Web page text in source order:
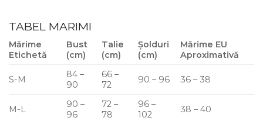
TABEL MARIMI
Mărime
Etichetă
Bust
(cm)
Talie
(cm)
Șolduri
(cm)
Mărime EU
Aproximativă
S-M
84 –
90
66 –
72
90 – 96 36 – 38
M-L
90 –
96
72 –
78
96 –
102
38 – 40